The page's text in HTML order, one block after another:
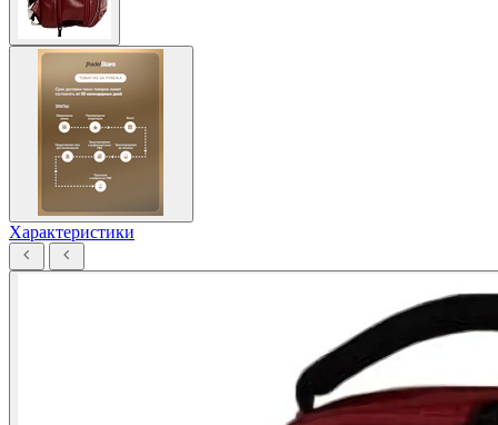
Характеристики